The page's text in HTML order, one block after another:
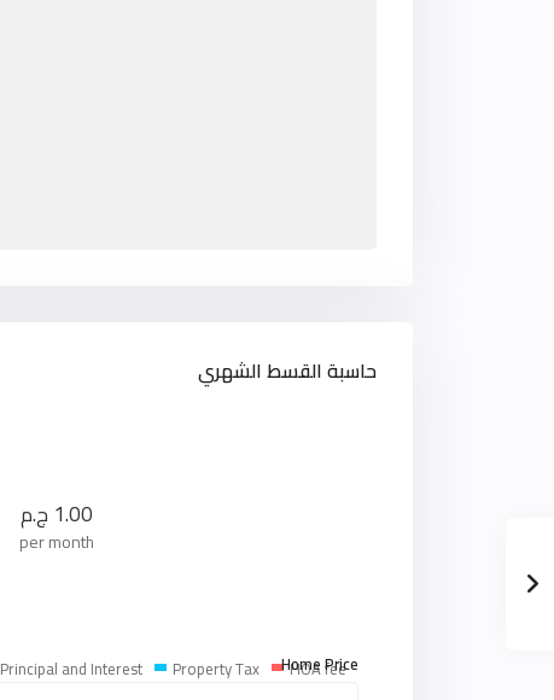
حاسبة القسط الشهري
1.00 ج.م
per month
Principal and Interest Property Tax HOA fee
Home Price